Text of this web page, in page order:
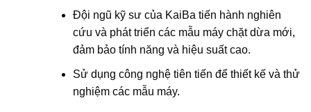
Đội ngũ kỹ sư của KaiBa tiến hành nghiên
cứu và phát triển các mẫu máy chặt dừa mới,
đảm bảo tính năng và hiệu suất cao.
Sử dụng công nghệ tiên tiến để thiết kế và thử
nghiệm các mẫu máy.